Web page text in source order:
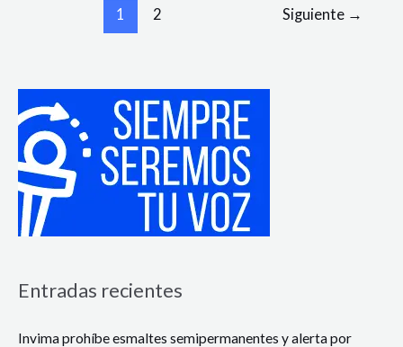
1 2 Siguiente →
Entradas recientes
Invima prohíbe esmaltes semipermanentes y alerta por